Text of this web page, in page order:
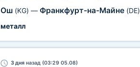
Ош (KG) — Франкфурт-на-Майне (DE)
металл
3 дняназад (03:29 05.08)